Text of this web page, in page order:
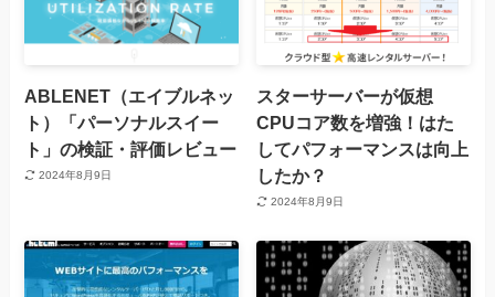
ABLENET（エイブルネッ
ト）「パーソナルスイー
ト」の検証・評価レビュー
2024年8月9日
スターサーバーが仮想
CPUコア数を増強！はた
してパフォーマンスは向上
したか？
2024年8月9日